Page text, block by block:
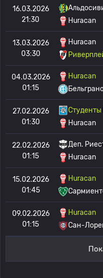
16.03.2026
21:30
Huracan
13.03.2026
03:30
Huracan
04.03.2026
01:15
Huracan
27.02.2026
01:30
Студенты
Huracan
22.02.2026
01:15
Деп.
Huracan
15.02.2026
01:45
Huracan
09.02.2026
01:15
Huracan
Сан-